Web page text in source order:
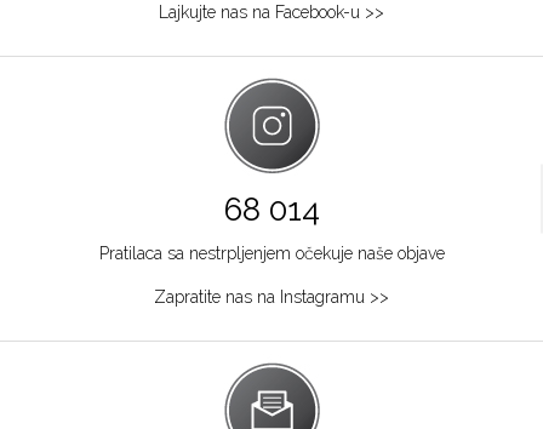
Lajkujte nas na Facebook-u >>
68 014
Pratilaca sa nestrpljenjem očekuje naše objave
Zapratite nas na Instagramu >>